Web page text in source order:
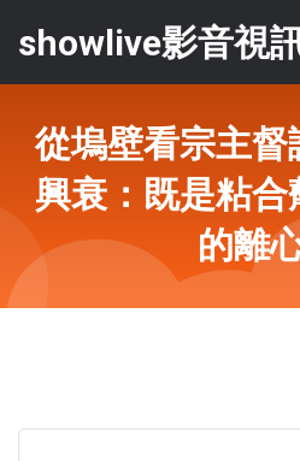
showlive影音視
從塢壁看宗主
興衰：既是粘
的離